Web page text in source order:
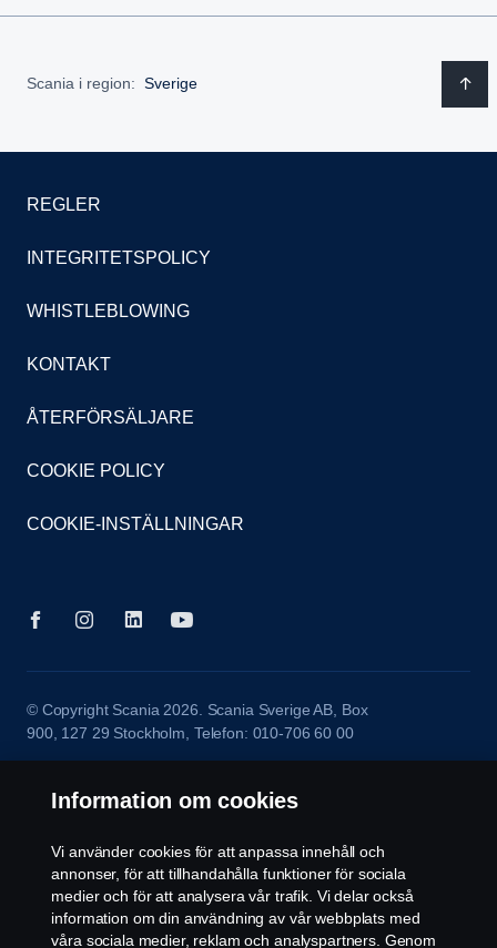
Scania i region: Sverige
REGLER
INTEGRITETSPOLICY
WHISTLEBLOWING
KONTAKT
ÅTERFÖRSÄLJARE
COOKIE POLICY
COOKIE-INSTÄLLNINGAR
© Copyright Scania 2026. Scania Sverige AB, Box
900, 127 29 Stockholm, Telefon: 010-706 60 00
Information om cookies
Vi använder cookies för att anpassa innehåll och
annonser, för att tillhandahålla funktioner för sociala
medier och för att analysera vår trafik. Vi delar också
information om din användning av vår webbplats med
våra sociala medier, reklam och analyspartners. Genom